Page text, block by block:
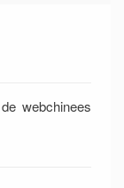
webchinees